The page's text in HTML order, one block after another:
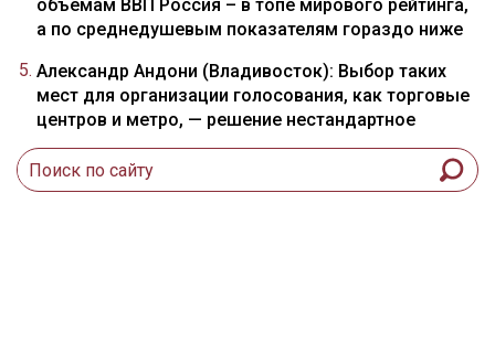
объемам ВВП Россия – в топе мирового рейтинга,
а по среднедушевым показателям гораздо ниже
Александр Андони (Владивосток): Выбор таких
мест для организации голосования, как торговые
центров и метро, — решение нестандартное